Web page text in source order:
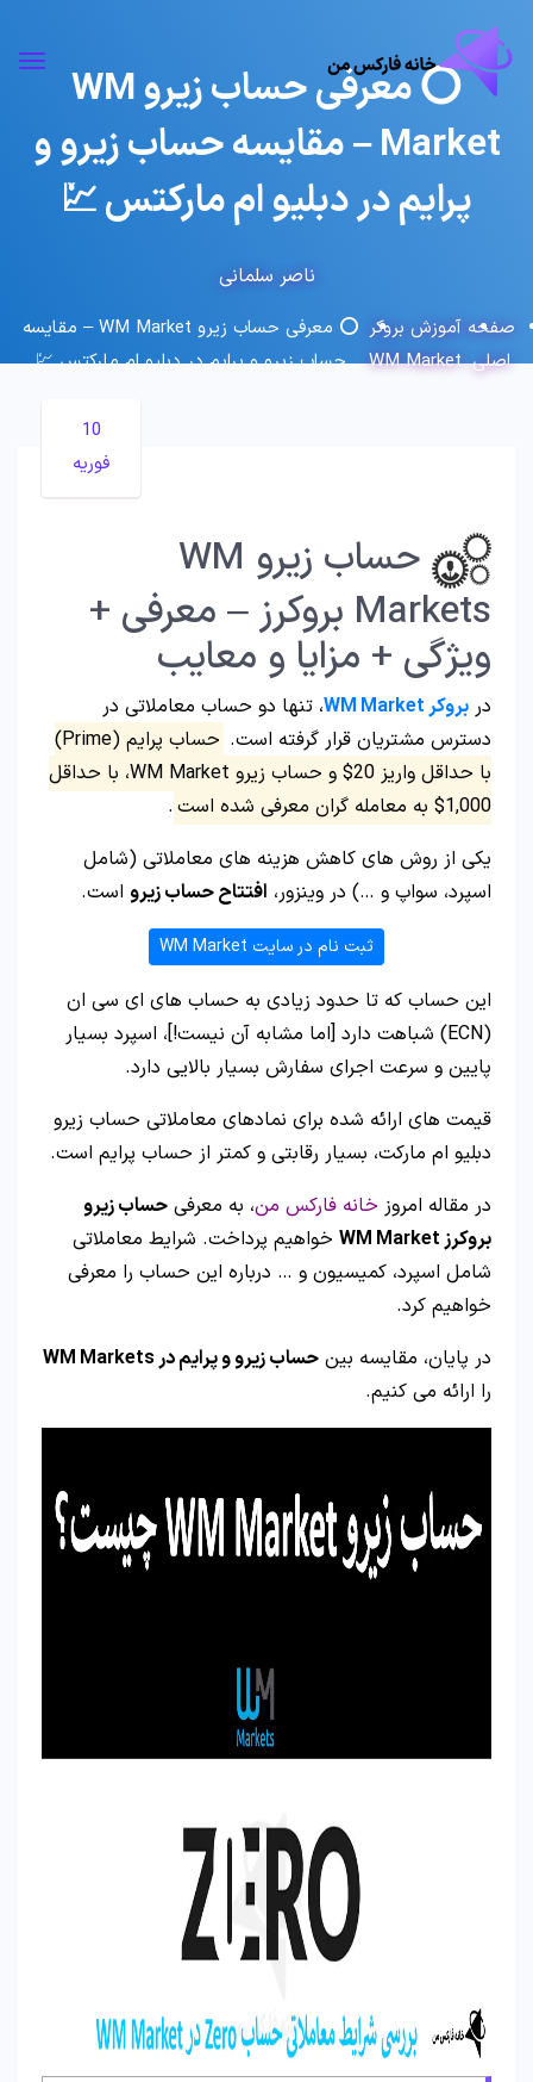
⭕️ معرفی حساب زیرو WM
Market – مقایسه حساب زیرو و
پرایم در دبلیو ام مارکتس 💹
ناصر سلمانی
صفحه
اصلی
آموزش بروکر
WM Market
⭕️ معرفی حساب زیرو WM Market – مقایسه
حساب زیرو و پرایم در دبلیو ام مارکتس 💹
10
فوریه
حساب زیرو WM
Markets بروکرز – معرفی +
ویژگی + مزایا و معایب
در بروکر WM Market
، تنها دو حساب معاملاتی در
دسترس مشتریان قرار گرفته است.
حساب پرایم (Prime)
با حداقل واریز 20$ و حساب زیرو WM Market، با حداقل
1,000$ به معامله گران معرفی شده است
.
یکی از روش های کاهش هزینه های معاملاتی (شامل
اسپرد، سواپ و …) در وینزور، افتتاح حساب زیرو است.
ثبت نام در سایت WM Market
این حساب که تا حدود زیادی به حساب های ای سی ان
(ECN) شباهت دارد [اما مشابه آن نیست!]، اسپرد بسیار
پایین و سرعت اجرای سفارش بسیار بالایی دارد.
قیمت های ارائه شده برای نمادهای معاملاتی حساب زیرو
دبلیو ام مارکت، بسیار رقابتی و کمتر از حساب پرایم است.
در مقاله امروز خانه فارکس من، به معرفی حساب زیرو
بروکرز WM Market
خواهیم پرداخت. شرایط معاملاتی
شامل اسپرد، کمیسیون و … درباره این حساب را معرفی
خواهیم کرد.
در پایان، مقایسه بین حساب زیرو و پرایم در WM Markets
را ارائه می کنیم.